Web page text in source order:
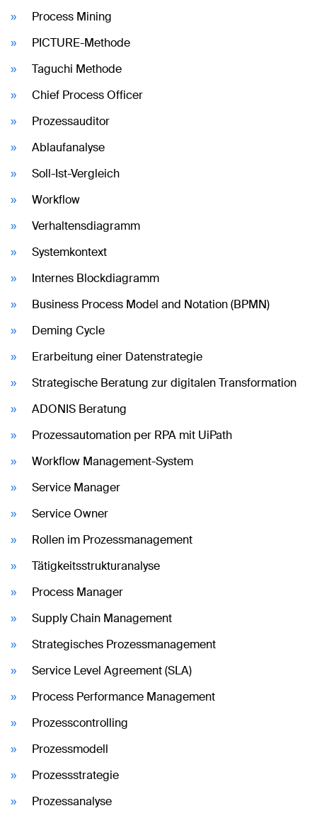
Process Mining
PICTURE-Methode
Taguchi Methode
Chief Process Officer
Prozessauditor
Ablaufanalyse
Soll-Ist-Vergleich
Workflow
Verhaltensdiagramm
Systemkontext
Internes Blockdiagramm
Business Process Model and Notation (BPMN)
Deming Cycle
Erarbeitung einer Datenstrategie
Strategische Beratung zur digitalen Transformation
ADONIS Beratung
Prozessautomation per RPA mit UiPath
Workflow Management-System
Service Manager
Service Owner
Rollen im Prozessmanagement
Tätigkeitsstrukturanalyse
Process Manager
Supply Chain Management
Strategisches Prozessmanagement
Service Level Agreement (SLA)
Process Performance Management
Prozesscontrolling
Prozessmodell
Prozessstrategie
Prozessanalyse